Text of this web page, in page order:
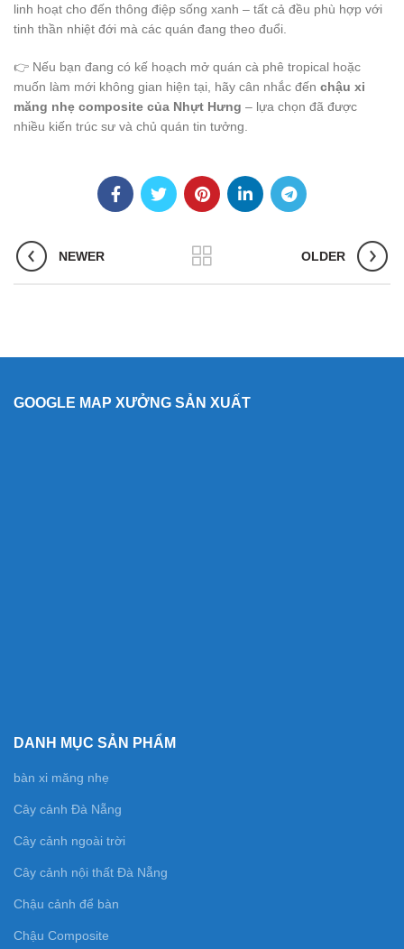
linh hoạt cho đến thông điệp sống xanh – tất cả đều phù hợp với
tinh thần nhiệt đới mà các quán đang theo đuổi.
👉 Nếu bạn đang có kế hoạch mở quán cà phê tropical hoặc
muốn làm mới không gian hiện tại, hãy cân nhắc đến chậu xi
măng nhẹ composite của Nhựt Hưng – lựa chọn đã được
nhiều kiến trúc sư và chủ quán tin tưởng.
NEWER OLDER
GOOGLE MAP XƯỞNG SẢN XUẤT
DANH MỤC SẢN PHẨM
bàn xi măng nhẹ
Cây cảnh Đà Nẵng
Cây cảnh ngoài trời
Cây cảnh nội thất Đà Nẵng
Chậu cảnh để bàn
Chậu Composite